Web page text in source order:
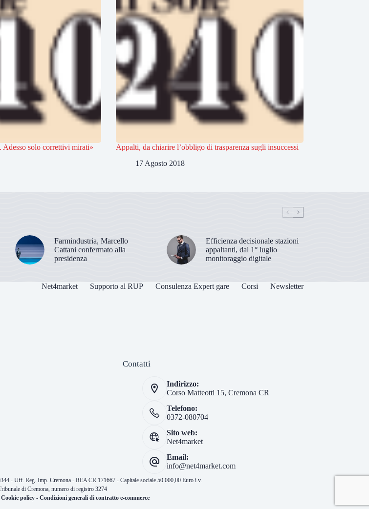
Adesso solo correttivi mirati»
Appalti, da chiarire l’obbligo di trasparenza sugli insuccessi
17 Agosto 2018
Farmindustria, Marcello
Cattani confermato alla
presidenza
Efficienza decisionale stazioni
appaltanti, dal 1° luglio
monitoraggio digitale
Net4market Supporto al RUP Consulenza Expert gare Corsi Newsletter
Contatti
Indirizzo:
Corso Matteotti 15, Cremona CR
Telefono:
0372-080704
Sito web:
Net4market
Email:
info@net4market.com
- Uff. Reg. Imp. Cremona - REA CR 171667 - Capitale sociale 50.000,00 Euro i.v.
di Cremona, numero di registro 3274
Cookie policy -Condizioni generali di contratto e-commerce